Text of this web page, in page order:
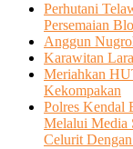
Perhutani
Persemaian
Anggun
Karawitan
Meriahkan
Kekompakan
Polres Kendal
Melalui Media
Celurit